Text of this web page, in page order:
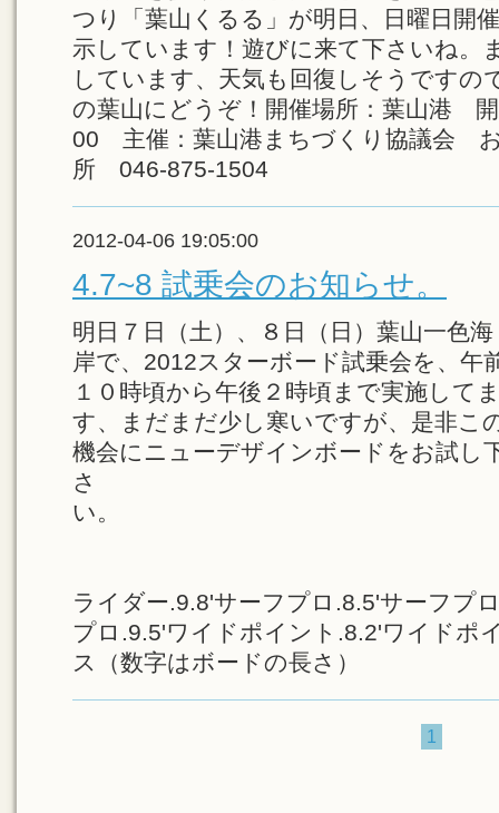
つり「葉山くるる」が明日、日曜日開
示しています！遊びに来て下さいね。
しています、天気も回復しそうですの
の葉山にどうぞ！開催場所：葉山港
00 主催：葉山港まちづくり協議会 お
所 046-875-1504
2012-04-06 19:05:00
4.7~8 試乗会のお知らせ。
明日７日（土）、８日（日）葉山一色海
岸で、2012スターボード試乗会を、午
１０時頃から午後２時頃まで実施して
す、まだまだ少し寒いですが、是非こ
機会にニューデザインボードをお試し
さ
い。
ライダー.9.8'サーフプロ.8.5'サーフプ
プロ.9.5'ワイドポイント.8.2'ワイドポ
ス（数字はボードの長さ）
1